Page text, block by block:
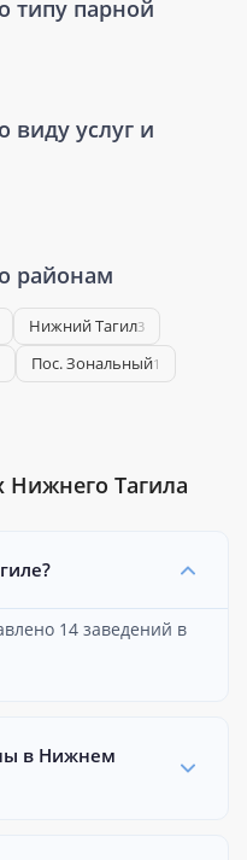
типу парной
виду услуг и
районам
Нижний Тагил3
Пос. Зональный1
Нижнего Тагила
14 заведений в
в Нижнем